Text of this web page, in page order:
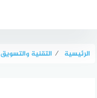
الرئيسية ⁄ التقنية والتسويق